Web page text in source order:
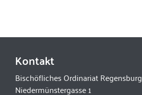
Kontakt
Bischöfliches Ordinariat Regensburg
Niedermünstergasse 1